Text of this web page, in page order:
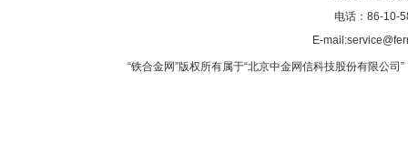
电话：86-10-
E-
“铁合金网”版权所有属于“北京中金网信科技股份有限公司